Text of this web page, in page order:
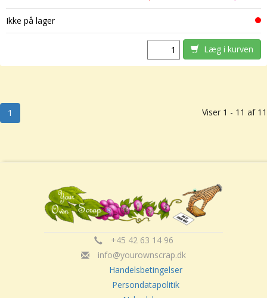
Ikke på lager
Læg i kurven
Viser 1 - 11 af 11
1
+45 42 63 14 96
info@yourownscrap.dk
Handelsbetingelser
Persondatapolitik